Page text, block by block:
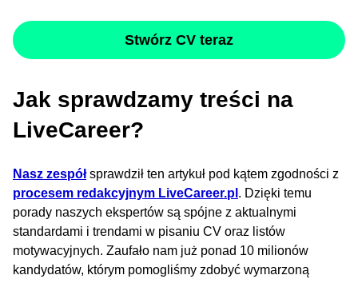
Stwórz CV teraz
Jak sprawdzamy treści na
LiveCareer?
Nasz zespółsprawdził ten artykuł pod kątem zgodności z
procesem redakcyjnym LiveCareer.pl . Dzięki temu
porady naszych ekspertów są spójne z aktualnymi
standardami i trendami w pisaniu CV oraz listów
motywacyjnych. Zaufało nam już ponad 10 milionów
kandydatów, którym pomogliśmy zdobyć wymarzoną